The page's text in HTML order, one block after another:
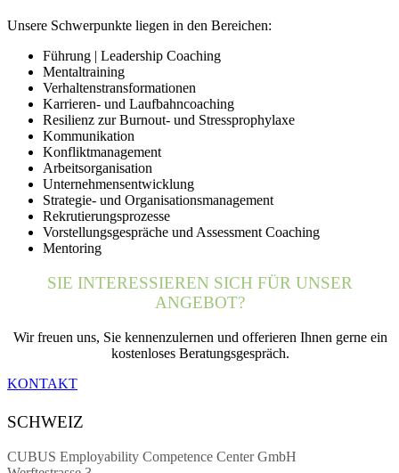
Unsere Schwerpunkte liegen in den Bereichen:
Führung | Leadership Coaching
Mentaltraining
Verhaltenstransformationen
Karrieren- und Laufbahncoaching
Resilienz zur Burnout- und Stressprophylaxe
Kommunikation
Konfliktmanagement
Arbeitsorganisation
Unternehmensentwicklung
Strategie- und Organisationsmanagement
Rekrutierungsprozesse
Vorstellungsgespräche und Assessment Coaching
Mentoring
SIE INTERESSIEREN SICH FÜR UNSER
ANGEBOT?
Wir freuen uns, Sie kennenzulernen und offerieren Ihnen gerne ein
kostenloses Beratungsgespräch.
KONTAKT
SCHWEIZ
CUBUS Employability Competence Center GmbH